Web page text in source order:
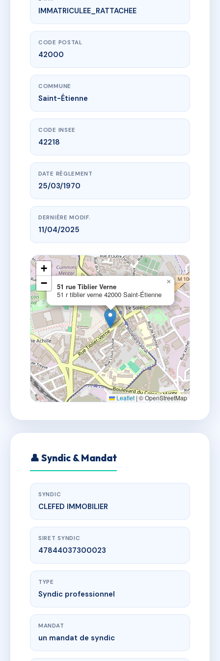
www.vme.plus/AD9477472
51 rue Tiblier Verne
51 r tiblier verne42000 Saint-Étienne
IMMATRICULEE_RATTACHEE
CODE POSTAL
42000
COMMUNE
Saint-Étienne
CODE INSEE
42218
DATE RÈGLEMENT
25/03/1970
DERNIÈRE MODIF.
11/04/2025
51 rue Tiblier Verne
51 r tiblier verne 42000 Saint-Étienne
×
+
−
Leaflet | © OpenStreetMap
👤 Syndic & Mandat
SYNDIC
CLEFED IMMOBILIER
SIRET SYNDIC
47844037300023
TYPE
Syndic professionnel
MANDAT
un mandat de syndic